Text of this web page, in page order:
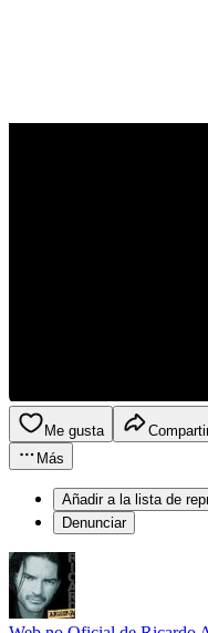
Me gusta
Más
Añadir a la lista de
Denunciar